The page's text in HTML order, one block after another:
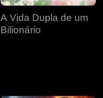
A Vida Dupla de um
Bilionário